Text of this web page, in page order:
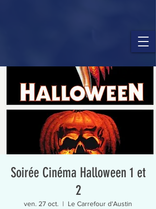
Soirée Cinéma Halloween 1 et
2
ven. 27 oct.
  |
Le Carrefour d'Austin